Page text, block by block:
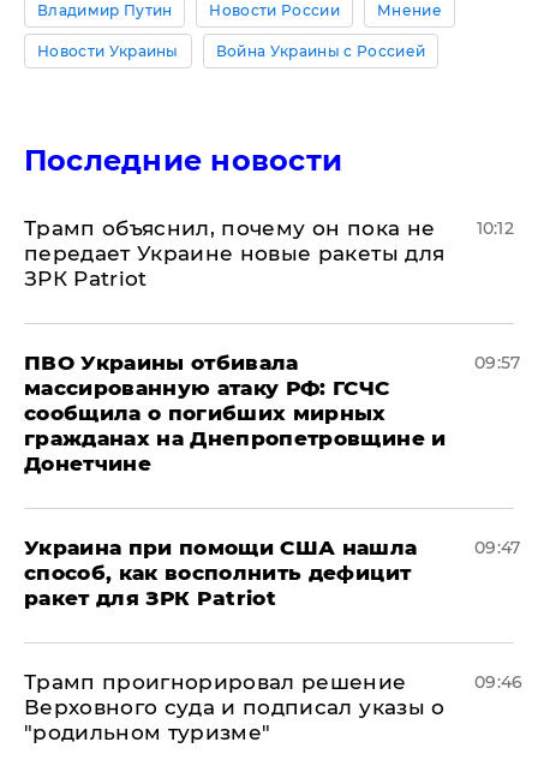
Владимир Путин Новости России Мнение
Новости Украины Война Украины с Россией
Последние новости
Трамп объяснил, почему он пока не
передает Украине новые ракеты для
ЗРК Patriot
10:12
ПВО Украины отбивала
массированную атаку РФ: ГСЧС
сообщила о погибших мирных
гражданах на Днепропетровщине и
Донетчине
09:57
Украина при помощи США нашла
способ, как восполнить дефицит
ракет для ЗРК Patriot
09:47
Трамп проигнорировал решение
Верховного суда и подписал указы о
"родильном туризме"
09:46